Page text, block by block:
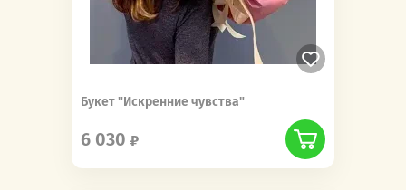
Букет "Искренние чувства"
6 030